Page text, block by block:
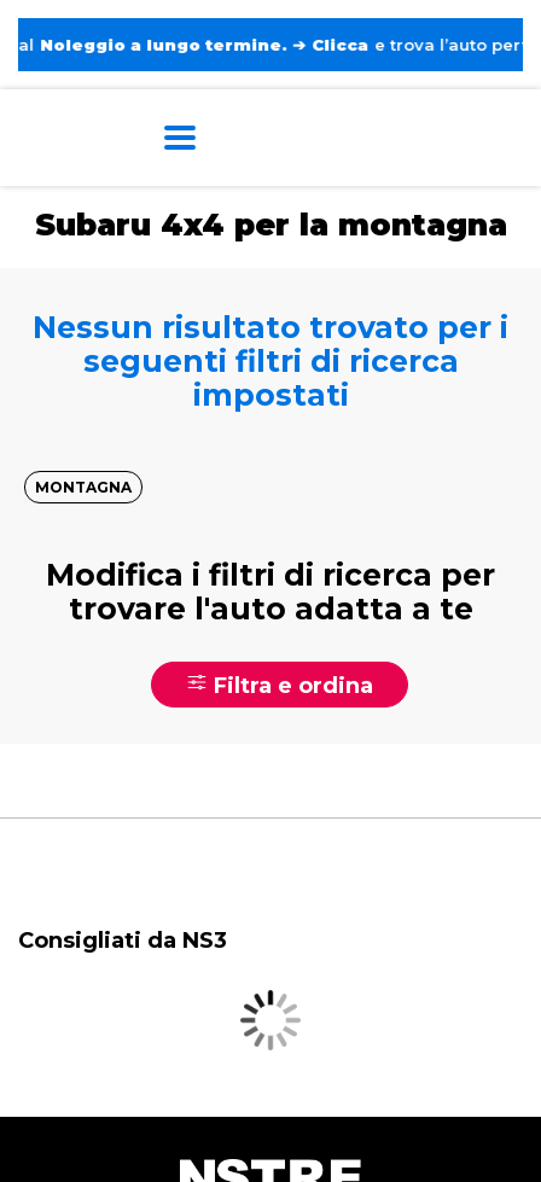
Noleggio a lungo termine. ➔ Clicca e trova l’auto
Subaru 4x4 per la montagna
Nessun risultato trovato per i
seguenti filtri di ricerca
impostati
MONTAGNA
Modifica i filtri di ricerca per
trovare l'auto adatta a te
Filtra e ordina
Consigliati da NS3